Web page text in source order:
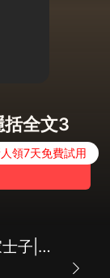
全文3
領7天免費試用
儒林外史|吳敬梓著|儒家士子|貪官汙吏|土豪劣紳